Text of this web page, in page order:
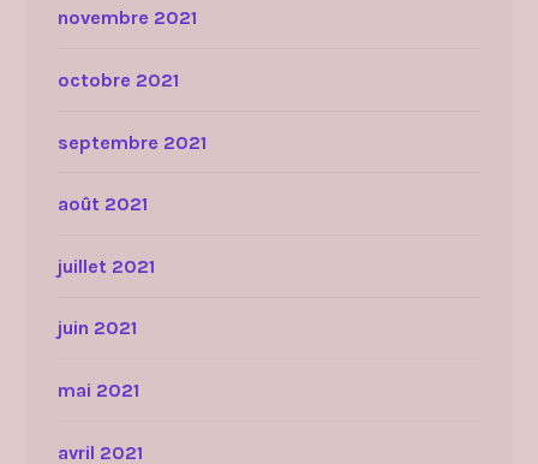
novembre 2021
octobre 2021
septembre 2021
août 2021
juillet 2021
juin 2021
mai 2021
avril 2021